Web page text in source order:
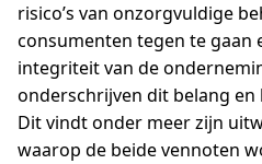
risico’s van onzorgvuldige
consumenten tegen te gaan
integriteit van de
onderschrijven dit belang en
Dit vindt onder meer zijn
waarop de beide vennoten